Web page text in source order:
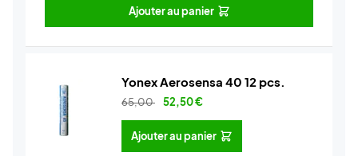
Ajouter au panier
Yonex Aerosensa 40 12 pcs.
65,00 52,50€
Ajouter au panier